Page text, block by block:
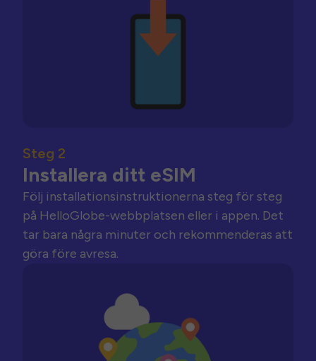
Steg 2
Installera ditt eSIM
Följ installationsinstruktionerna steg för steg
på HelloGlobe-webbplatsen eller i appen. Det
tar bara några minuter och rekommenderas att
göra före avresa.